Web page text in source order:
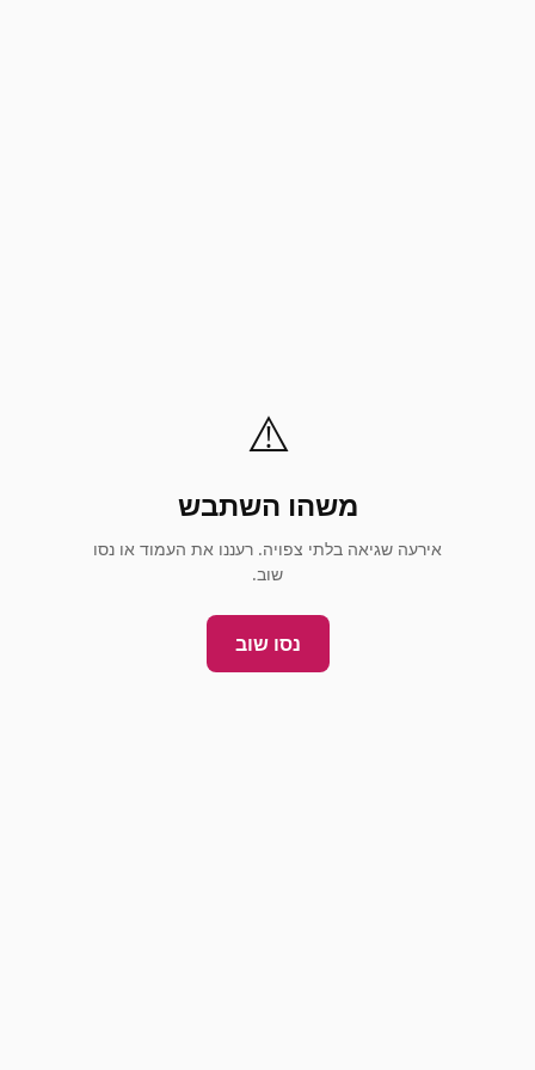
⚠️
משהו השתבש
אירעה שגיאה בלתי צפויה. רעננו את העמוד או נסו
שוב.
נסו שוב